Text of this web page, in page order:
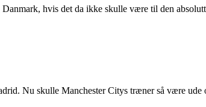
hvis det da ikke skulle være til den
Nu skulle Manchester Citys træner så være